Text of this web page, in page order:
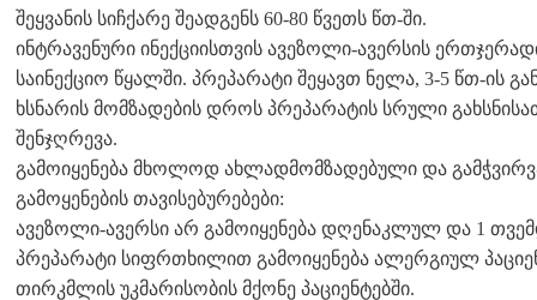
შეყვანის სიჩქარე შეადგენს 60-80 წვეთს წთ-ში.
ინტრავენური ინექციისთვის ავეზოლი-ავერსის
საინექციო წყალში. პრეპარატი შეყავთ ნელა, 3-5 წთ-ის
ხსნარის მომზადების დროს პრეპარატის სრული
შენჯღრევა.
გამოიყენება მხოლოდ ახლადმომზადებული და
გამოყენების თავისებურებები:
ავეზოლი-ავერსი არ გამოიყენება დღენაკლულ და 1
პრეპარატი სიფრთხილით გამოიყენება ალერგიულ
თირკმლის უკმარისობის მქონე პაციენტებში.